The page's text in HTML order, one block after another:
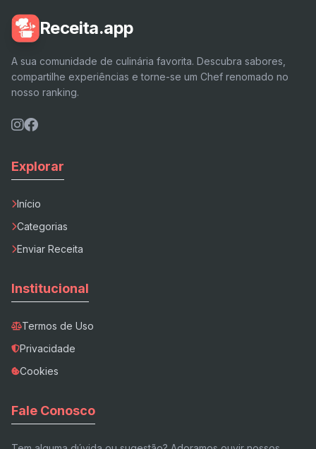
Receita.app
A sua comunidade de culinária favorita. Descubra sabores,
compartilhe experiências e torne-se um Chef renomado no
nosso ranking.
Explorar
Início
Categorias
Enviar Receita
Institucional
Termos de Uso
Privacidade
Cookies
Fale Conosco